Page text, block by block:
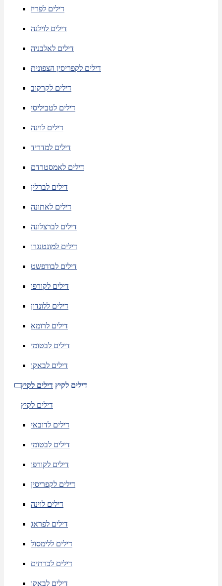
דילים לפריז
דילים לוילנה
דילים לאלבניה
דילים לקפריסין הצפונית
דילים לקרקוב
דילים לטביליסי
דילים לוינה
דילים למדריד
דילים לאמסטרדם
דילים לברלין
דילים לאתונה
דילים לברצלונה
דילים למונטנגרו
דילים לבודפשט
דילים לקורפו
דילים ללונדון
דילים לרומא
דילים לבטומי
דילים לבאקו
דילים לקיץ דילים לקיץ
דילים לקיץ
דילים לדובאי
דילים לבטומי
דילים לקורפו
דילים לקפריסין
דילים לוינה
דילים לפראג
דילים ללימסול
דילים לכרתים
דילים לבאקו